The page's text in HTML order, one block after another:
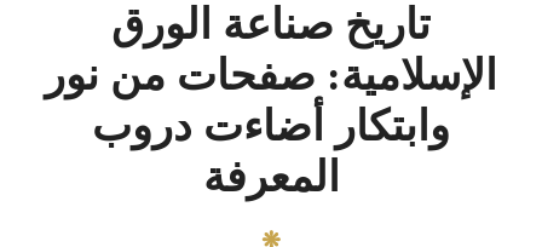
تاريخ صناعة الورق
الإسلامية: صفحات من نور
وابتكار أضاءت دروب
المعرفة